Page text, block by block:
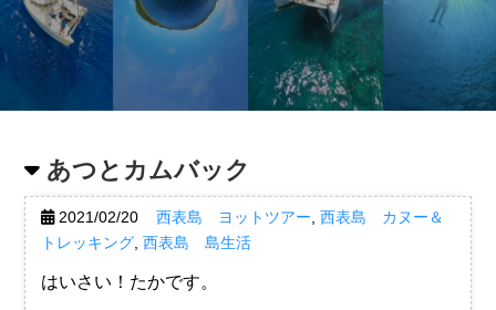
あつとカムバック
2021/02/20 西表島 ヨットツアー 西表島 カヌー＆
トレッキング, 西表島 島生活
はいさい！たかです。